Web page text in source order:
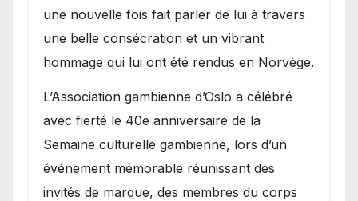
une nouvelle fois fait parler de lui à travers
une belle consécration et un vibrant
hommage qui lui ont été rendus en Norvège.
​L’Association gambienne d’Oslo a célébré
avec fierté le 40e anniversaire de la
Semaine culturelle gambienne, lors d’un
événement mémorable réunissant des
invités de marque, des membres du corps